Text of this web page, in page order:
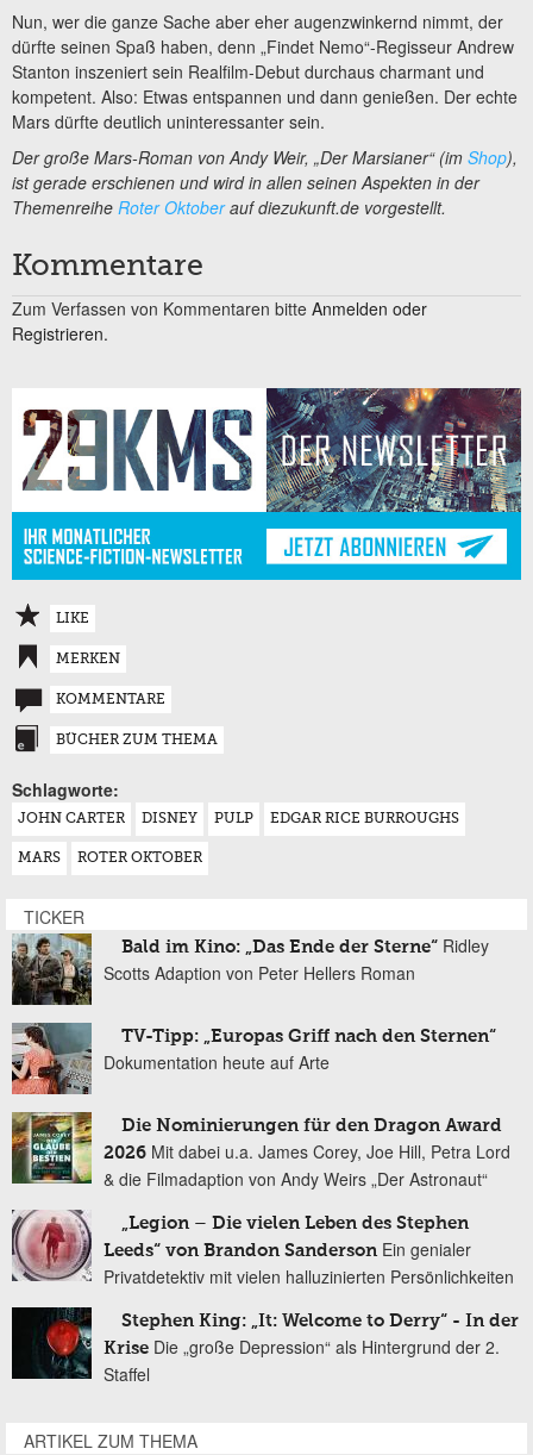
Nun, wer die ganze Sache aber eher augenzwinkernd nimmt, der
dürfte seinen Spaß haben, denn „Findet Nemo“-Regisseur Andrew
Stanton inszeniert sein Realfilm-Debut durchaus charmant und
kompetent. Also: Etwas entspannen und dann genießen. Der echte
Mars dürfte deutlich uninteressanter sein.
Der große Mars-Roman von Andy Weir, „Der Marsianer“ (im Shop),
ist gerade erschienen und wird in allen seinen Aspekten in der
Themenreihe Roter Oktoberauf diezukunft.de vorgestellt.
Kommentare
Zum Verfassen von Kommentaren bitte Anmelden oder
Registrieren.
LIKE
MERKEN
KOMMENTARE
BÜCHER ZUM THEMA
Schlagworte:
JOHN CARTER DISNEY PULP EDGAR RICE BURROUGHS
MARS ROTER OKTOBER
TICKER
Bald im Kino: „Das Ende der Sterne“ Ridley
Scotts Adaption von Peter Hellers Roman
TV-Tipp: „Europas Griff nach den Sternen“
Dokumentation heute auf Arte
Die Nominierungen für den Dragon Award
2026 Mit dabei u.a. James Corey, Joe Hill, Petra Lord
& die Filmadaption von Andy Weirs „Der Astronaut“
„Legion – Die vielen Leben des Stephen
Leeds“ von Brandon Sanderson Ein genialer
Privatdetektiv mit vielen halluzinierten Persönlichkeiten
Stephen King: „It: Welcome to Derry“ - In der
Krise Die „große Depression“ als Hintergrund der 2.
Staffel
ARTIKEL ZUM THEMA